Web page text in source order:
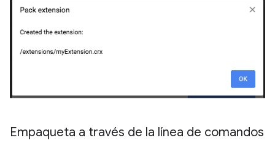
Empaqueta a través de la línea de comandos